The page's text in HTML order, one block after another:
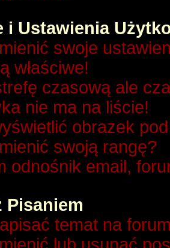
i Ustawienia
swoje
właściwe!
czasową ale
nie ma na liście!
obrazek
swoją rangę?
odnośnik email,
Pisaniem
temat na